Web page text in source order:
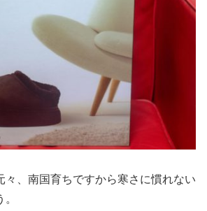
々、南国育ちですから寒さに慣れない